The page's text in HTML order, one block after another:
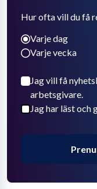
Hur ofta vill du få
Varje dag
Varje vecka
Jag vill få
arbetsgivare.
Jag har läst och